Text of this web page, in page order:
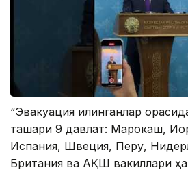
“Эвакуация қилинганлар
ташқари 9 давлат: Марокаш,
Испания, Швеция, Перу,
Британия ва АҚШ вакиллари